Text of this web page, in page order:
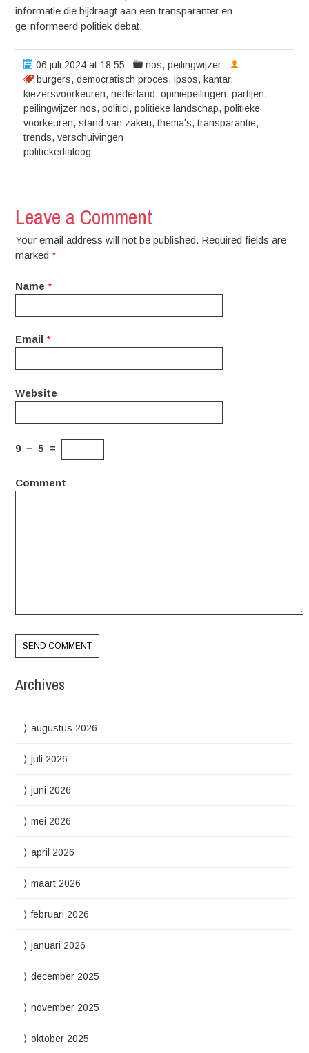
informatie die bijdraagt aan een transparanter en
geïnformeerd politiek debat.
06 juli 2024 at 18:55 nos,peilingwijzer
burgers,democratisch proces,ipsos, kantar,
kiezersvoorkeuren,nederland,opiniepeilingen,partijen,
peilingwijzer nos,politici,politieke landschap,politieke
voorkeuren,stand van zaken,thema's,transparantie,
trends,verschuivingen
politiekedialoog
Leave a Comment
Your email address will not be published. Required fields are
marked*
Name *
Email *
Website
9 − 5 =
Comment
Archives
augustus 2026
juli 2026
juni 2026
mei 2026
april 2026
maart 2026
februari 2026
januari 2026
december 2025
november 2025
oktober 2025